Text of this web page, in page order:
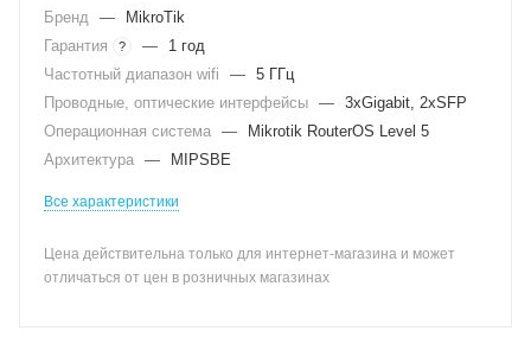
Бренд —
MikroTik
Гарантия
? —
1 год
Частотный диапазон wifi
— 5 ГГц
Проводные, оптические интерфейсы — 3xGigabit, 2xSFP
Операционная система —
Mikrotik RouterOS Level 5
Архитектура — MIPSBE
Все характеристики
Цена действительна только для интернет-магазина и может
отличаться от цен в розничных магазинах